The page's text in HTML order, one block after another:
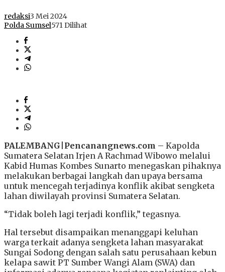
redaksi3 Mei 2024
Polda Sumsel571 Dilihat
PALEMBANG Pencanangnews.com – Kapolda
Sumatera Selatan Irjen A Rachmad Wibowo melalui
Kabid Humas Kombes Sunarto menegaskan pihaknya
melakukan berbagai langkah dan upaya bersama
untuk mencegah terjadinya konflik akibat sengketa
lahan diwilayah provinsi Sumatera Selatan.
“Tidak boleh lagi terjadi konflik,” tegasnya.
Hal tersebut disampaikan menanggapi keluhan
warga terkait adanya sengketa lahan masyarakat
Sungai Sodong dengan salah satu perusahaan kebun
kelapa sawit PT Sumber Wangi Alam (SWA) dan